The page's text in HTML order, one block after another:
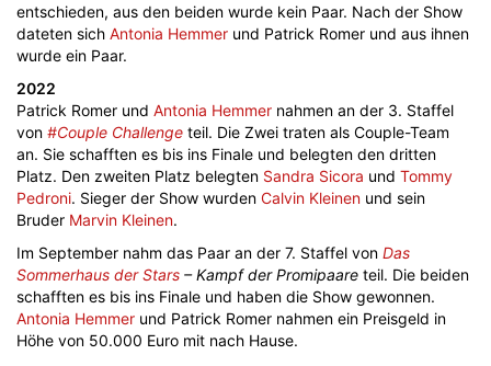
entschieden, aus den beiden wurde kein Paar. Nach der Show
dateten sich Antonia Hemmer und Patrick Romer und aus ihnen
wurde ein Paar.
2022
Patrick Romer und Antonia Hemmer nahmen an der 3. Staffel
von #Couple Challenge teil. Die Zwei traten als Couple-Team
an. Sie schafften es bis ins Finale und belegten den dritten
Platz. Den zweiten Platz belegten Sandra Sicora und Tommy
Pedroni. Sieger der Show wurden Calvin Kleinen und sein
Bruder Marvin Kleinen.
Im September nahm das Paar an der 7. Staffel von Das
Sommerhaus der Stars – Kampf der Promipaare teil. Die beiden
schafften es bis ins Finale und haben die Show gewonnen.
Antonia Hemmer und Patrick Romer nahmen ein Preisgeld in
Höhe von 50.000 Euro mit nach Hause.